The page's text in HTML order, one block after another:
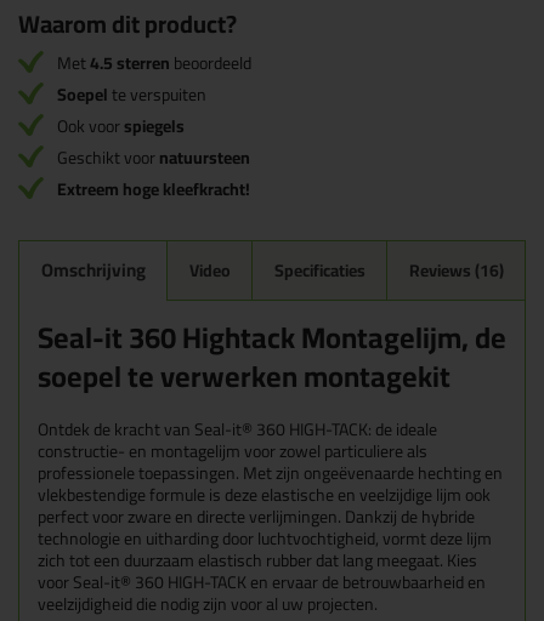
Waarom dit product?
Met4.5 sterrenbeoordeeld
Soepelte verspuiten
Ook voorspiegels
Geschikt voornatuursteen
Extreem hoge kleefkracht!
Omschrijving Video Specificaties Reviews (16)
Seal-it 360 Hightack Montagelijm, de
soepel te verwerken montagekit
Ontdek de kracht van Seal-it® 360 HIGH-TACK: de ideale
constructie- en montagelijm voor zowel particuliere als
professionele toepassingen. Met zijn ongeëvenaarde hechting en
vlekbestendige formule is deze elastische en veelzijdige lijm ook
perfect voor zware en directe verlijmingen. Dankzij de hybride
technologie en uitharding door luchtvochtigheid, vormt deze lijm
zich tot een duurzaam elastisch rubber dat lang meegaat. Kies
voor Seal-it® 360 HIGH-TACK en ervaar de betrouwbaarheid en
veelzijdigheid die nodig zijn voor al uw projecten.